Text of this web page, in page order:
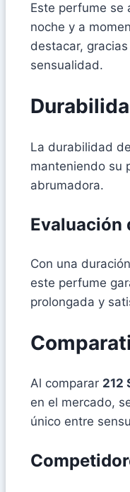
Este perfume se
noche y a
destacar,
sensualidad.
La durabilidad de
manteniendo su
abrumadora.
Evaluación
Con una
este perfume
prolongada y
Al comparar 212
en el mercado,
único entre